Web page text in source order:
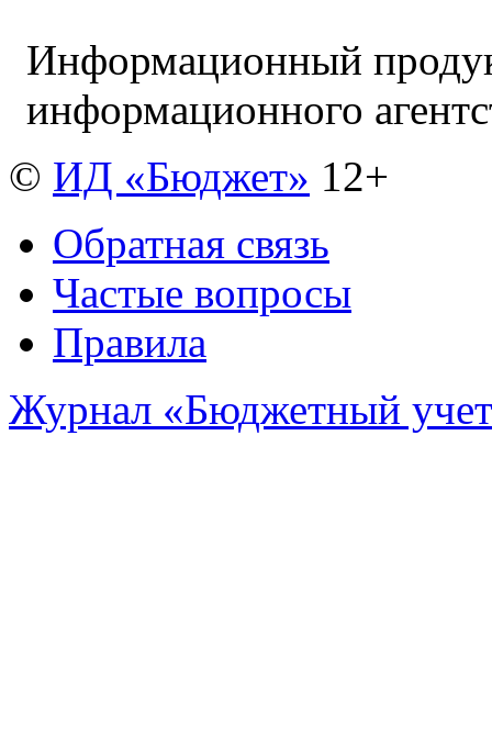
Информационный
информационного
© ИД «Бюджет» 12+
Обратная связь
Частые вопросы
Правила
Журнал «Бюджетный